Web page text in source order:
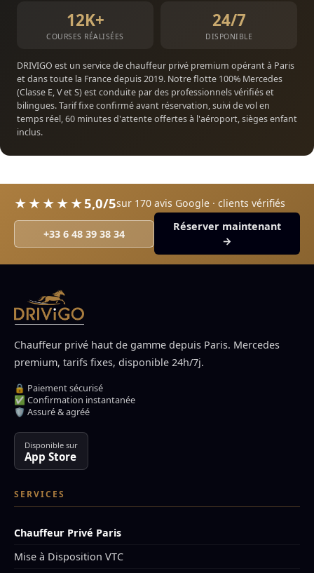
12K+
COURSES RÉALISÉES
24/7
DISPONIBLE
DRIVIGO est un service de chauffeur privé premium opérant à Paris
et dans toute la France depuis 2019. Notre flotte 100% Mercedes
(Classe E, V et S) est conduite par des professionnels vérifiés et
bilingues. Tarif fixe confirmé avant réservation, suivi de vol en
temps réel, 60 minutes d'attente offertes à l'aéroport, sièges enfant
inclus.
★★★★★5,0/5sur 170 avis Google · clients vérifiés
+33 6 48 39 38 34
Réserver maintenant
→
Chauffeur privé haut de gamme depuis Paris. Mercedes
premium, tarifs fixes, disponible 24h/7j.
🔒 Paiement sécurisé
✅ Confirmation instantanée
🛡️ Assuré & agréé
Disponible sur
App Store
SERVICES
Chauffeur Privé Paris
Mise à Disposition VTC